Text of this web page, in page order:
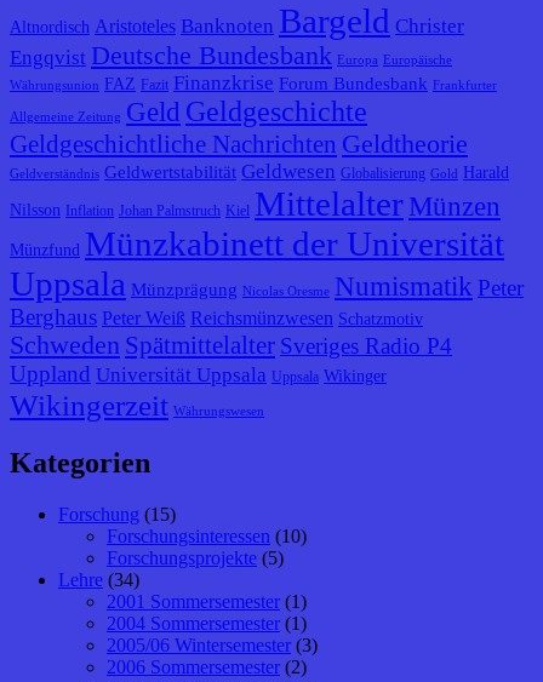
Altnordisch Aristoteles Banknoten Bargeld Christer
Engqvist Deutsche Bundesbank Europa
Europäische
Währungsunion
FAZ Fazit Finanzkrise Forum Bundesbank Frankfurter
Allgemeine Zeitung Geld Geldgeschichte
Geldgeschichtliche Nachrichten Geldtheorie
Geldverständnis Geldwertstabilität Geldwesen Globalisierung Gold Harald
Nilsson Inflation Johan Palmstruch Kiel Mittelalter Münzen
Münzfund Münzkabinett der Universität
Uppsala Münzprägung Nicolas Oresme Numismatik Peter
Berghaus Peter Weiß Reichsmünzwesen Schatzmotiv
Schweden Spätmittelalter Sveriges Radio P4
Uppland Universität Uppsala Uppsala Wikinger
Wikingerzeit Währungswesen
Kategorien
Forschung (15)
Forschungsinteressen (10)
Forschungsprojekte (5)
Lehre (34)
2001 Sommersemester (1)
2004 Sommersemester (1)
2005/06 Wintersemester (3)
2006 Sommersemester (2)